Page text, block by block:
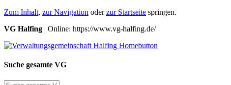
Zum Inhalt, zur Navigation oderzur Startseite springen.
VG Halfing | Online: https://www.vg-halfing.de/
Suche gesamte VG